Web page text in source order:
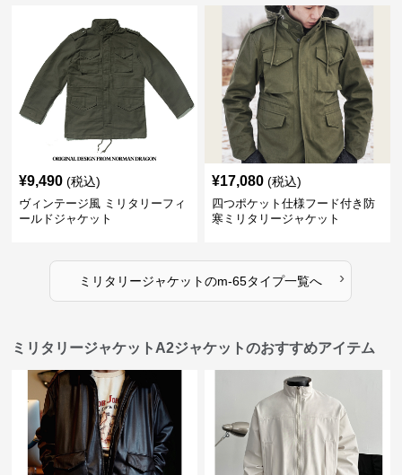
¥9,490 (税込)
ヴィンテージ風 ミリタリーフィ
ールドジャケット
¥17,080 (税込)
四つポケット仕様フード付き防
寒ミリタリージャケット
ミリタリージャケットのm-65タイプ一覧へ ›
ミリタリージャケットA2ジャケットのおすすめアイテム